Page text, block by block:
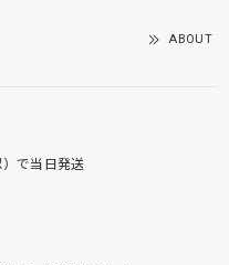
ABOUT
で当日発送